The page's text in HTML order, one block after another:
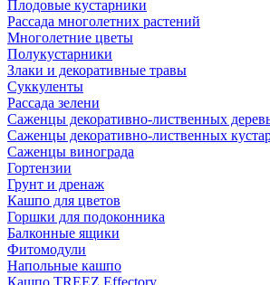
Плодовые кустарники
Рассада многолетних растений
Многолетние цветы
Полукустарники
Злаки и декоративные травы
Суккуленты
Рассада зелени
Саженцы декоративно-лиственных
Саженцы декоративно-лиственных
Саженцы винограда
Гортензии
Грунт и дренаж
Кашпо для цветов
Горшки для подоконника
Балконные ящики
Фитомодули
Напольные кашпо
Кашпо TREEZ Effectory